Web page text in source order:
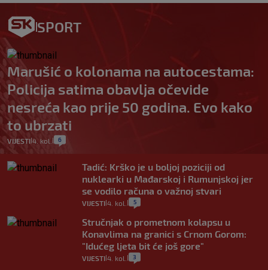
SPORT
Marušić o kolonama na autocestama:
Policija satima obavlja očevide
nesreća kao prije 50 godina. Evo kako
to ubrzati
VIJESTI 4. kol. 6
Tadić: Krško je u boljoj poziciji od
nuklearki u Mađarskoj i Rumunjskoj jer
se vodilo računa o važnoj stvari
VIJESTI 4. kol. 5
Stručnjak o prometnom kolapsu u
Konavlima na granici s Crnom Gorom:
"Idućeg ljeta bit će još gore"
VIJESTI 4. kol. 3